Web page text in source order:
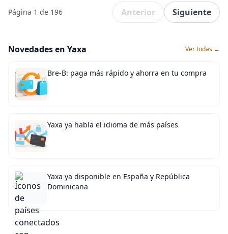
Página 1 de 196 Anterior Siguiente
Novedades en Yaxa Ver todas →
Bre-B: paga más rápido y ahorra en tu compra
Yaxa ya habla el idioma de más países
Yaxa ya disponible en España y República
Dominicana